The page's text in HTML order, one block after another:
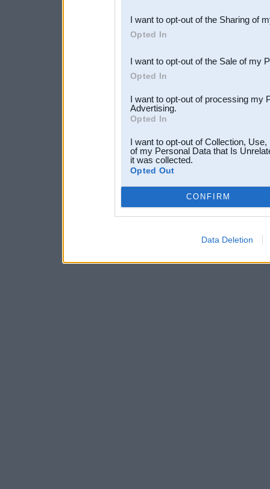
Downstream Participants
third parties.
I want to opt-out of the Sharing of
Opted In
I want to opt-out of the Sale of my
Opted In
I want to opt-out of processing my
Advertising.
Opted In
I want to opt-out of Collection,
of my Personal Data that Is
it was collected.
Opted Out
CONFIRM
Data Deletion